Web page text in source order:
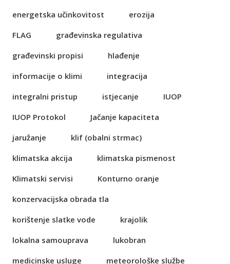
energetska učinkovitost
erozija
FLAG
građevinska regulativa
građevinski propisi
hlađenje
informacije o klimi
integracija
integralni pristup
istjecanje
IUOP
IUOP Protokol
Jačanje kapaciteta
jaružanje
klif (obalni strmac)
klimatska akcija
klimatska pismenost
Klimatski servisi
Konturno oranje
konzervacijska obrada tla
korištenje slatke vode
krajolik
lokalna samouprava
lukobran
medicinske usluge
meteorološke službe